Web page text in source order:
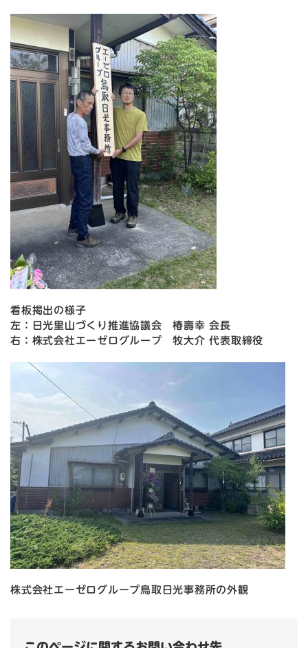
看板掲出の様子
左：日光里山づくり推進協議会 椿壽幸 会長
右：株式会社エーゼログループ 牧大介 代表取締役
株式会社エーゼログループ鳥取日光事務所の外観